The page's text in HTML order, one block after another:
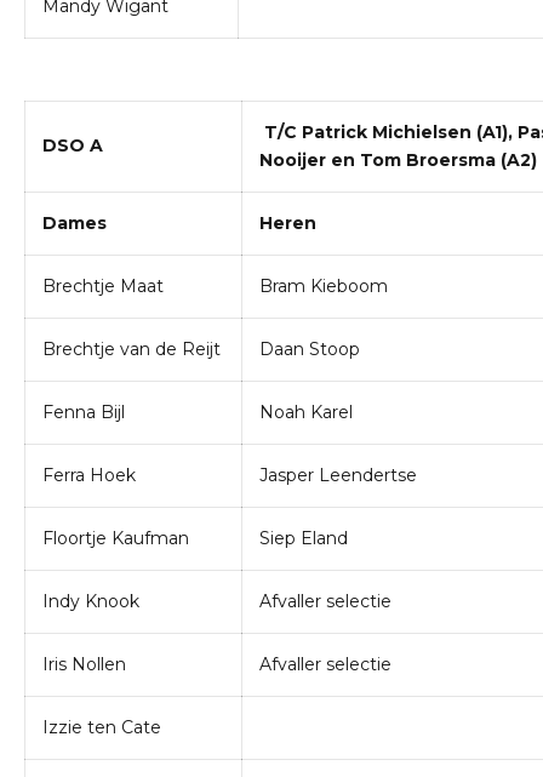
Mandy Wigant
DSO A
T/C Patrick Michielsen (A1),
Nooijer en Tom Broersma (A2)
Dames Heren
Brechtje Maat Bram Kieboom
Brechtje van de Reijt Daan Stoop
Fenna Bijl Noah Karel
Ferra Hoek Jasper Leendertse
Floortje Kaufman Siep Eland
Indy Knook Afvaller selectie
Iris Nollen Afvaller selectie
Izzie ten Cate